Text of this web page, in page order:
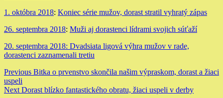
1. októbra 2018: Koniec série mužov, dorast stratil vyhratý zápas
26. septembra 2018: Muži aj dorastenci lídrami svojich súťaží
20. septembra 2018: Dvadsiata ligová výhra mužov v rade,
dorastenci zaznamenali tretiu
Continue
Reading
Previous Bitka o prvenstvo skončila našim výpraskom, dorast a žiaci
uspeli
Next Dorast blízko fantastického obratu, žiaci uspeli v derby